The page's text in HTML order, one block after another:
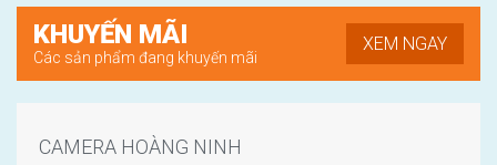
KHUYẾN MÃI
Các sản phẩm đang khuyến mãi
XEM NGAY
CAMERA HOÀNG NINH